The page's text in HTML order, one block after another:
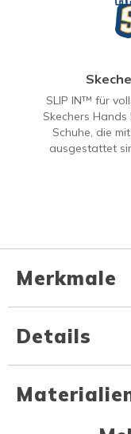
SLIP IN™ für
Skechers
Schuhe, die
ausgestattet
Merkmale
Details